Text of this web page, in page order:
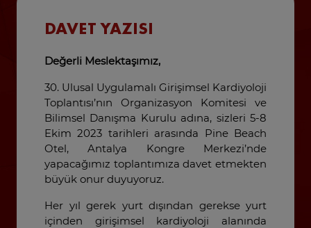
DAVET YAZISI
Değerli Meslektaşımız,
30. Ulusal Uygulamalı Girişimsel Kardiyoloji
Toplantısı’nın Organizasyon Komitesi ve
Bilimsel Danışma Kurulu adına, sizleri 5-8
Ekim 2023 tarihleri arasında Pine Beach
Otel, Antalya Kongre Merkezi’nde
yapacağımız toplantımıza davet etmekten
büyük onur duyuyoruz.
Her yıl gerek yurt dışından gerekse yurt
içinden girişimsel kardiyoloji alanında